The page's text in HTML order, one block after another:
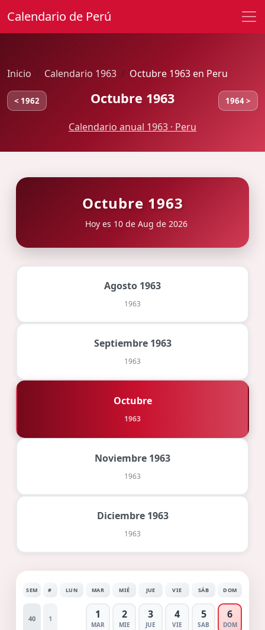
Calendario de Perú
Inicio Calendario 1963 Octubre 1963 en Peru
< 1962 Octubre 1963 1964 >
Calendario anual 1963 · Peru
Octubre 1963
Hoy es 10 de Aug de 2026
Agosto 1963
1963
Septiembre 1963
1963
Octubre
1963
Noviembre 1963
1963
Diciembre 1963
1963
SEM # LUN MAR MIÉ JUE VIE SÁB DOM
40 1 1
MAR
2
MIE
3
JUE
4
VIE
5
SAB
6
DOM